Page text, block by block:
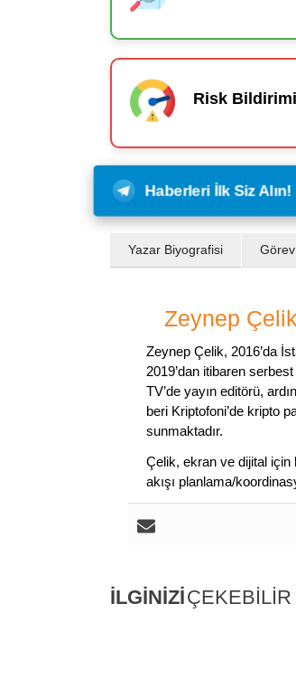
Risk Bildirimi
Haberleri İlk Siz
Yazar Biyografisi
Zeynep Çelik
Zeynep Çelik, 2016’da
2019’dan itibaren
TV’de yayın editörü,
beri Kriptofoni’de kripto
sunmaktadır.
Çelik, ekran ve dijital için
akışı planlama/
İLGİNİZİÇEKEBİLİR